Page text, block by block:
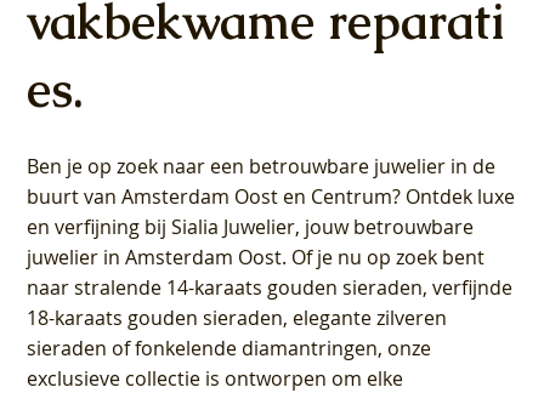
vakbekwame reparati
es.
Ben je op zoek naar een betrouwbare juwelier in de
buurt van Amsterdam Oost en Centrum? Ontdek luxe
en verfijning bij Sialia Juwelier, jouw betrouwbare
juwelier in Amsterdam Oost. Of je nu op zoek bent
naar stralende 14-karaats gouden sieraden, verfijnde
18-karaats gouden sieraden, elegante zilveren
sieraden of fonkelende diamantringen, onze
exclusieve collectie is ontworpen om elke